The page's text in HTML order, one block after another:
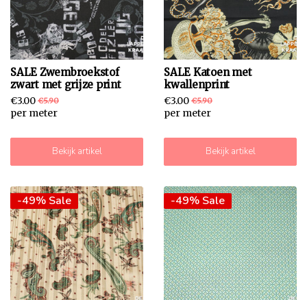
SALE Zwembroekstof
zwart met grijze print
€3.00 €5.90
per meter
Bekijk artikel
SALE Katoen met
kwallenprint
€3.00 €5.90
per meter
Bekijk artikel
-49% Sale -49% Sale